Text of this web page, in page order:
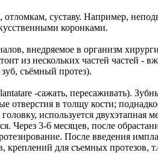
суставу. Например,
коронками.
внедряемое в организм
из нескольких частей частей -
съёмный протез).
-сажать, пересаживать).
отверстия в толщу кости;
используется двухэтапная
Через 3-6 месяцев, после
После введения
креплений для съемных протезов,